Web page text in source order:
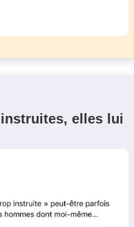
elles lui